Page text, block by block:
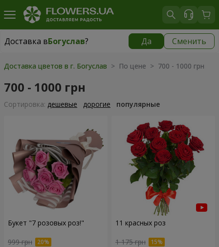
Доставка вБогуслав? Да Сменить
Доставка вБогуслав|
Доставка цветов в г. Богуслав > По цене > 700 - 1000 грн
700 - 1000 грн
Cортировка: дешевые дорогие популярные
Букет "7 розовых роз!"
999 грн
11 красных роз
1 175 грн